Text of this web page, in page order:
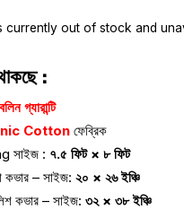
currently out of stock and
:
গ্যারান্টি
Cottonফেব্রিক
সাইজ : ৭.৫ ফিট × ৮ ফিট
কভার – সাইজ:২০ × ২৬ ইঞ্চি
কভার – সাইজ:৩২ × ৩৮ ইঞ্চি